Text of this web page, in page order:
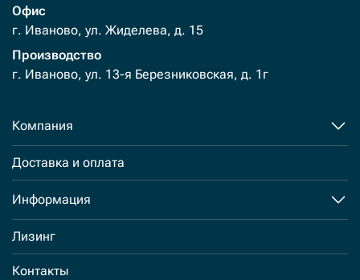
Офис
г. Иваново, ул. Жиделева, д. 15
Производство
г. Иваново, ул. 13-я Березниковская, д. 1г
Компания
Доставка и оплата
Информация
Лизинг
Контакты